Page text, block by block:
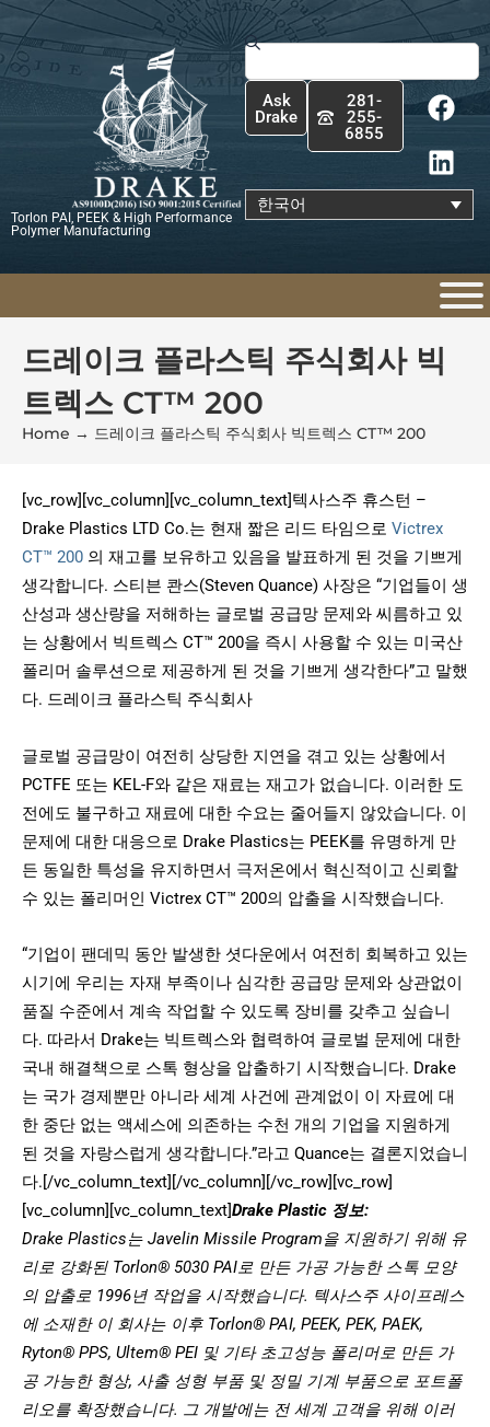
콘
텐
츠
Torlon PAI, PEEK & High Performance
Polymer Manufacturing
Search
Ask
Drake
281-
255-
6855
F
a
c
e
b
o
k
L
i
n
k
e
d
n
한국어
드레이크 플라스틱 주식회사 빅
트렉스 CT™ 200
Home → 드레이크 플라스틱 주식회사 빅트렉스 CT™ 200
[vc_row][vc_column][vc_column_text]텍사스주 휴스턴 –
Drake Plastics LTD Co.는 현재 짧은 리드 타임으로 Victrex
CT™ 200 의 재고를 보유하고 있음을 발표하게 된 것을 기쁘게
생각합니다. 스티븐 콴스(Steven Quance) 사장은 “기업들이 생
산성과 생산량을 저해하는 글로벌 공급망 문제와 씨름하고 있
는 상황에서 빅트렉스 CT™ 200을 즉시 사용할 수 있는 미국산
폴리머 솔루션으로 제공하게 된 것을 기쁘게 생각한다”고 말했
다. 드레이크 플라스틱 주식회사
글로벌 공급망이 여전히 상당한 지연을 겪고 있는 상황에서
PCTFE 또는 KEL-F와 같은 재료는 재고가 없습니다. 이러한 도
전에도 불구하고 재료에 대한 수요는 줄어들지 않았습니다. 이
문제에 대한 대응으로 Drake Plastics는 PEEK를 유명하게 만
든 동일한 특성을 유지하면서 극저온에서 혁신적이고 신뢰할
수 있는 폴리머인 Victrex CT™ 200의 압출을 시작했습니다.
“기업이 팬데믹 동안 발생한 셧다운에서 여전히 회복하고 있는
시기에 우리는 자재 부족이나 심각한 공급망 문제와 상관없이
품질 수준에서 계속 작업할 수 있도록 장비를 갖추고 싶습니
다. 따라서 Drake는 빅트렉스와 협력하여 글로벌 문제에 대한
국내 해결책으로 스톡 형상을 압출하기 시작했습니다. Drake
는 국가 경제뿐만 아니라 세계 사건에 관계없이 이 자료에 대
한 중단 없는 액세스에 의존하는 수천 개의 기업을 지원하게
된 것을 자랑스럽게 생각합니다.”라고 Quance는 결론지었습니
다.[/vc_column_text][/vc_column][/vc_row][vc_row]
[vc_column][vc_column_text]Drake Plastic 정보:
Drake Plastics는 Javelin Missile Program을 지원하기 위해 유
리로 강화된 Torlon® 5030 PAI로 만든 가공 가능한 스톡 모양
의 압출로 1996년 작업을 시작했습니다. 텍사스주 사이프레스
에 소재한 이 회사는 이후 Torlon® PAI, PEEK, PEK, PAEK,
Ryton® PPS, Ultem® PEI 및 기타 초고성능 폴리머로 만든 가
공 가능한 형상, 사출 성형 부품 및 정밀 기계 부품으로 포트폴
리오를 확장했습니다. 그 개발에는 전 세계 고객을 위해 이러